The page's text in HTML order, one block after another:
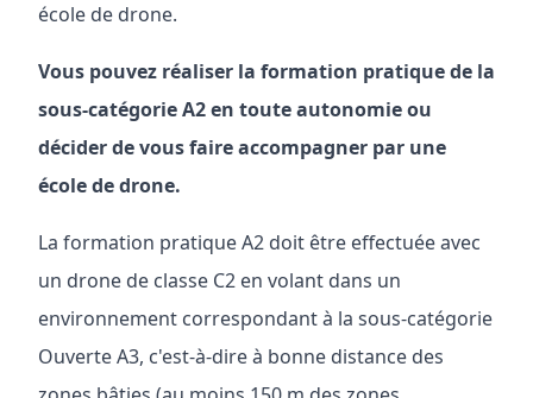
école de drone.
Vous pouvez réaliser la formation pratique de la
sous-catégorie A2 en toute autonomie ou
décider de vous faire accompagner par une
école de drone.
La formation pratique A2 doit être effectuée avec
un drone de classe C2 en volant dans un
environnement correspondant à la sous-catégorie
Ouverte A3, c'est-à-dire à bonne distance des